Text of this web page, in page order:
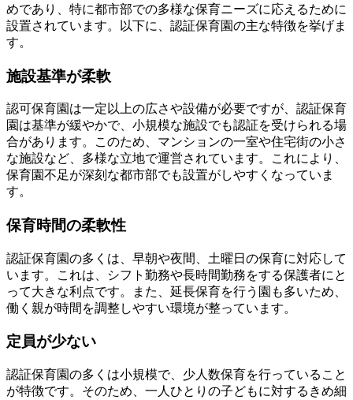
めであり、特に都市部での多様な保育ニーズに応えるために
設置されています。以下に、認証保育園の主な特徴を挙げま
す。
施設基準が柔軟
認可保育園は一定以上の広さや設備が必要ですが、認証保育
園は基準が緩やかで、小規模な施設でも認証を受けられる場
合があります。このため、マンションの一室や住宅街の小さ
な施設など、多様な立地で運営されています。これにより、
保育園不足が深刻な都市部でも設置がしやすくなっていま
す。
保育時間の柔軟性
認証保育園の多くは、早朝や夜間、土曜日の保育に対応して
います。これは、シフト勤務や長時間勤務をする保護者にと
って大きな利点です。また、延長保育を行う園も多いため、
働く親が時間を調整しやすい環境が整っています。
定員が少ない
認証保育園の多くは小規模で、少人数保育を行っていること
が特徴です。そのため、一人ひとりの子どもに対するきめ細